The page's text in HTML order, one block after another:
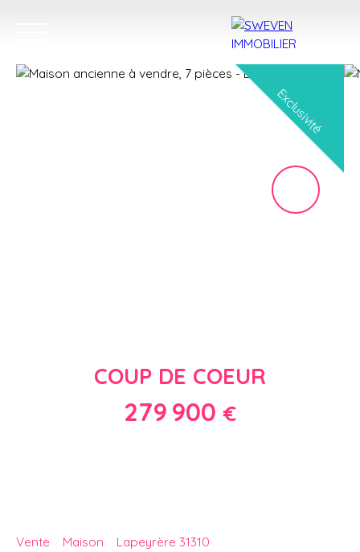
Exclusivité
COUP DE COEUR
279 900€
Vente Maison
Lapeyrère 31310